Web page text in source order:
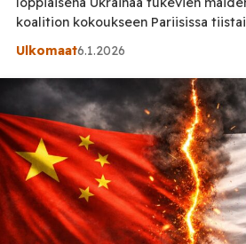
koalition kokoukseen Pariisissa
2026. Kokousta isännöi Ranskan
paikalla on Euronewsin mukaan 35
ovat myös USA:n edustajina
ja presidentti Trumpin vävy Jared
Marco Rubiolla on […]
Ulkomaat6.1.2026